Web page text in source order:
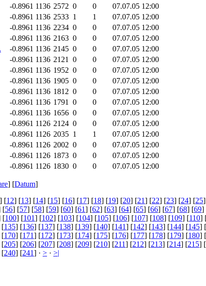
-0.8961 1136 2572 0 0
07.07.05 12:00
-0.8961 1136 2533 1 1
07.07.05 12:00
-0.8961 1136 2234 0 0
07.07.05 12:00
-0.8961 1136 2163 0 0
07.07.05 12:00
-0.8961 1136 2145 0 0
07.07.05 12:00
-0.8961 1136 2121 0 0
07.07.05 12:00
-0.8961 1136 1952 0 0
07.07.05 12:00
-0.8961 1136 1905 0 0
07.07.05 12:00
-0.8961 1136 1812 0 0
07.07.05 12:00
-0.8961 1136 1791 0 0
07.07.05 12:00
-0.8961 1136 1656 0 0
07.07.05 12:00
-0.8961 1126 2124 0 0
07.07.05 12:00
-0.8961 1126 2035 1 1
07.07.05 12:00
-0.8961 1126 2002 0 0
07.07.05 12:00
-0.8961 1126 1873 0 0
07.07.05 12:00
-0.8961 1126 1830 0 0 07.07.05 12:00
] [Datum]
] [12] [13] [14] [15] [16] [17] [18] [19] [20] [21] [22] [23] [24] [25
[56] [57] [58] [59] [60] [61] [62] [63] [64] [65] [66] [67] [68] [69]
[100] [101] [102] [103] [104] [105] [106] [107] [108] [109] [110]
[135] [136] [137] [138] [139] [140] [141] [142] [143] [144] [145] [
[170] [171] [172] [173] [174] [175] [176] [177] [178] [179] [180] [
[205] [206] [207] [208] [209] [210] [211] [212] [213] [214] [215] [
[240] [241] · > · >|